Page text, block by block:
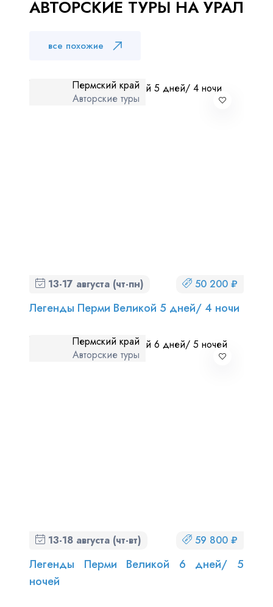
АВТОРСКИЕ ТУРЫ НА УРАЛ
все похожие
Пермский край
Авторские туры
13-17 августа (чт-пн) 50 200 ₽
Легенды Перми Великой 5 дней/ 4 ночи
Пермский край
Авторские туры
13-18 августа (чт-вт) 59 800 ₽
Легенды Перми Великой 6 дней/ 5
ночей